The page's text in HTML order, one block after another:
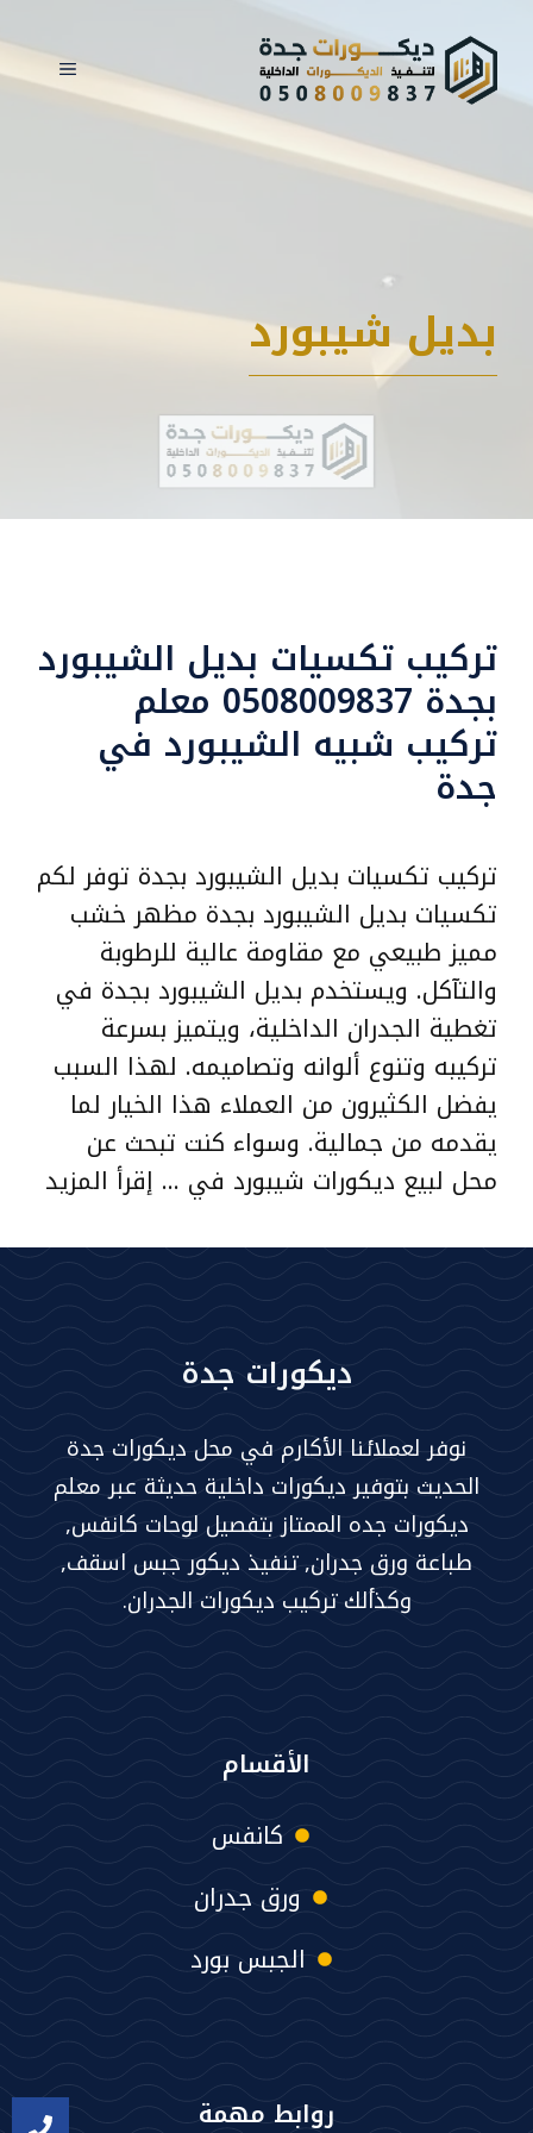
إلى
المحتوى
القائمة
بديل شيبورد
تركيب تكسيات بديل الشيبورد
بجدة 0508009837 معلم
تركيب شبيه الشيبورد في
جدة
تركيب تكسيات بديل الشيبورد بجدة توفر لكم
تكسيات بديل الشيبورد بجدة مظهر خشب
مميز طبيعي مع مقاومة عالية للرطوبة
والتآكل. ويستخدم بديل الشيبورد بجدة في
تغطية الجدران الداخلية، ويتميز بسرعة
تركيبه وتنوع ألوانه وتصاميمه. لهذا السبب
يفضل الكثيرون من العملاء هذا الخيار لما
يقدمه من جمالية. وسواء كنت تبحث عن
محل لبيع ديكورات شيبورد في … إقرأ المزيد
ديكورات جدة
نوفر لعملائنا الأكارم في محل ديكورات جدة
الحديث بتوفير ديكورات داخلية حديثة عبر معلم
ديكورات جده الممتاز بتفصيل لوحات كانفس,
طباعة ورق جدران, تنفيذ ديكور جبس اسقف,
وكذألك تركيب ديكورات الجدران.
الأقسام
كانفس
ورق جدران
الجبس بورد
روابط مهمة